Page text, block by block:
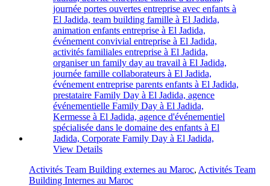
View Details
Activités Team Building externes au Maroc, Activités Team
Building Internes au Maroc